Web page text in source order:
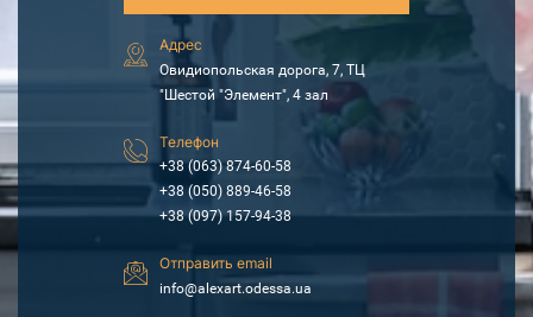
Адрес
Овидиопольская дорога, 7, ТЦ
"Шестой "Элемент", 4 зал
Телефон
+38 (063) 874-60-58
+38 (050) 889-46-58
+38 (097) 157-94-38
Отправить email
info@alexart.odessa.ua